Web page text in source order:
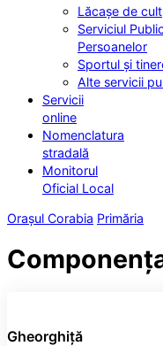
Lăcașe de cult
Serviciul
Persoanelor
Sportul și
Alte servicii
Servicii
online
Nomenclatura
stradală
Monitorul
Oficial Local
Orașul Corabia Primăria
Gheorghiță